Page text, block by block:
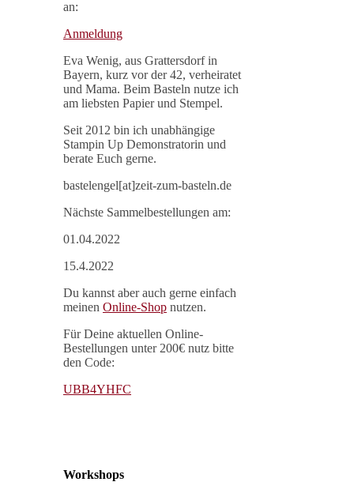
an:
Anmeldung
Eva Wenig, aus Grattersdorf in
Bayern, kurz vor der 42, verheiratet
und Mama. Beim Basteln nutze ich
am liebsten Papier und Stempel.
Seit 2012 bin ich unabhängige
Stampin Up Demonstratorin und
berate Euch gerne.
bastelengel[at]zeit-zum-basteln.de
Nächste Sammelbestellungen am:
01.04.2022
15.4.2022
Du kannst aber auch gerne einfach
meinen Online-Shop nutzen.
Für Deine aktuellen Online-
Bestellungen unter 200€ nutz bitte
den Code:
UBB4YHFC
Workshops